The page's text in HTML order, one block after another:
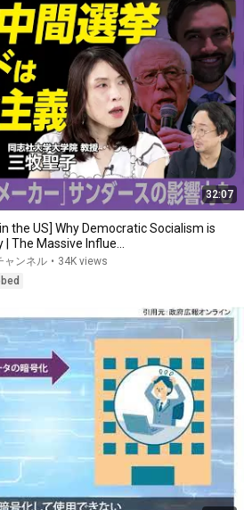
32:07
the US] Why Democratic Socialism is
The Massive Influe...
ャンネル • 34K views